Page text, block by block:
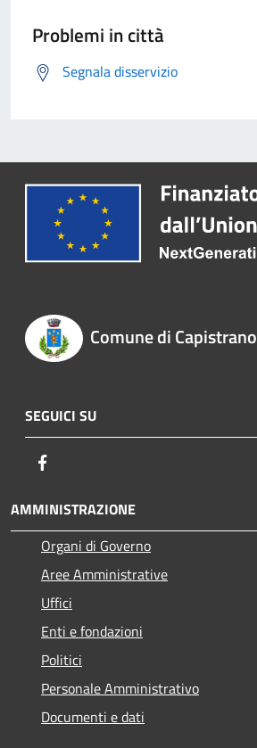
Problemi in città
Segnala disservizio
Comune di Capistrano
SEGUICI SU
AMMINISTRAZIONE
Organi di Governo
Aree Amministrative
Uffici
Enti e fondazioni
Politici
Personale Amministrativo
Documenti e dati